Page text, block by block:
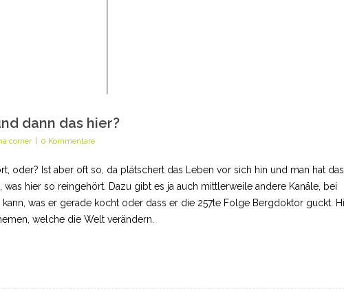
dann das hier?
corner | 0 Kommentare
oder? Ist aber oft so, da plätschert das Leben vor sich hin und man hat das
was hier so reingehört. Dazu gibt es ja auch mittlerweile andere Kanäle, bei
was er gerade kocht oder dass er die 257te Folge Bergdoktor guckt.
welche die Welt verändern.